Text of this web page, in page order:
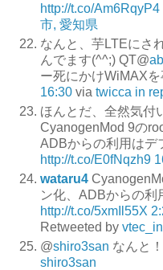
http://t.co/Am6RqyP4
市, 愛知県
なんと、芋LTEにさ
んでます(^^;) QT@
ー死にかけWiMAXを
16:30 via twicca in
ほんとだ、全然気付
CyanogenMod 9の
ADBからの利用はデ
http://t.co/E0fNqzh9
wataru4
ン化、ADBからの利
http://t.co/5xmIl55X
Retweeted by
@shiro3san なんと！
shiro3san